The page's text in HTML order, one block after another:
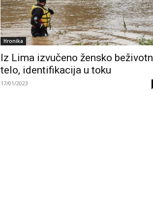
Hronika
Iz Lima izvučeno žensko
telo, identifikacija u toku
17/01/2023